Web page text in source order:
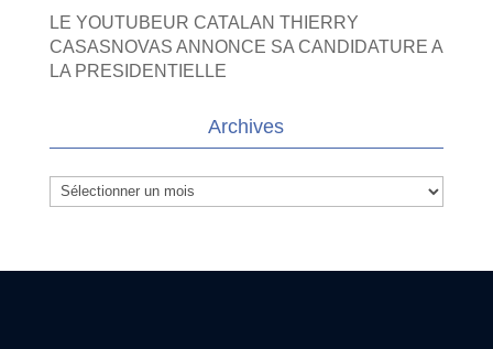
LE YOUTUBEUR CATALAN THIERRY
CASASNOVAS ANNONCE SA CANDIDATURE A
LA PRESIDENTIELLE
Archives
Archives